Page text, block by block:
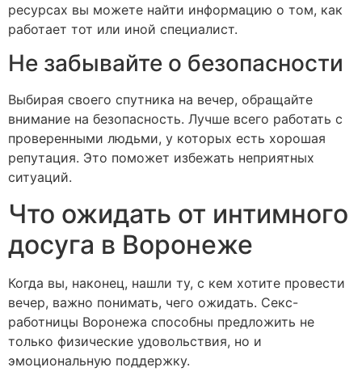
ресурсах вы можете найти информацию о том, как
работает тот или иной специалист.
Не забывайте о безопасности
Выбирая своего спутника на вечер, обращайте
внимание на безопасность. Лучше всего работать с
проверенными людьми, у которых есть хорошая
репутация. Это поможет избежать неприятных
ситуаций.
Что ожидать от интимного
досуга в Воронеже
Когда вы, наконец, нашли ту, с кем хотите провести
вечер, важно понимать, чего ожидать. Секс-
работницы Воронежа способны предложить не
только физические удовольствия, но и
эмоциональную поддержку.